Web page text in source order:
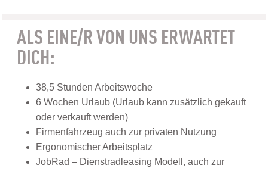
ALS EINE/R VON UNS ERWARTET
DICH:
38,5 Stunden Arbeitswoche
6 Wochen Urlaub (Urlaub kann zusätzlich gekauft
oder verkauft werden)
Firmenfahrzeug auch zur privaten Nutzung
Ergonomischer Arbeitsplatz
JobRad – Dienstradleasing Modell, auch zur